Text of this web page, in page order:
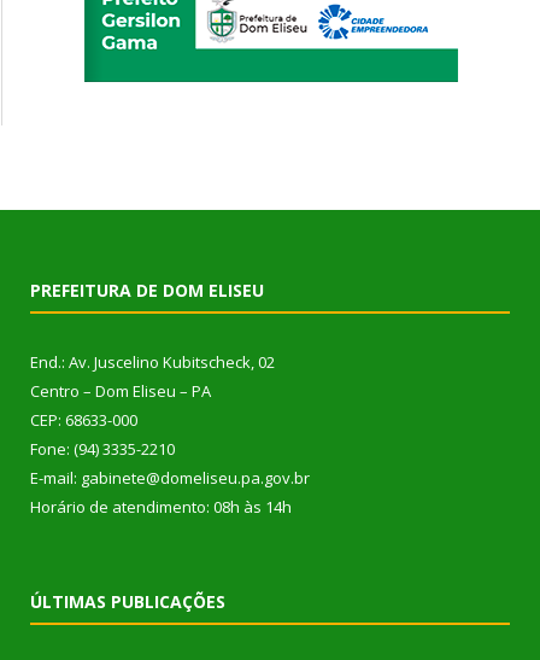
PREFEITURA DE DOM ELISEU
End.: Av. Juscelino Kubitscheck, 02
Centro – Dom Eliseu – PA
CEP: 68633-000
Fone: (94) 3335-2210
E-mail: gabinete@domeliseu.pa.gov.br
Horário de atendimento: 08h às 14h
ÚLTIMAS PUBLICAÇÕES